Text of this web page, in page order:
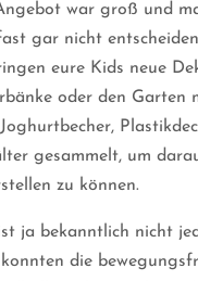
war groß und
gar nicht
eure Kids neue
oder den Garten
gesammelt, um
zu können.
ja bekanntlich nicht
die